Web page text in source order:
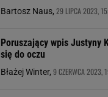
Bartosz Naus, 29 LIPCA 2023,
Poruszający wpis Justyny
się do oczu
Błażej Winter, 9 CZERWCA 2023,